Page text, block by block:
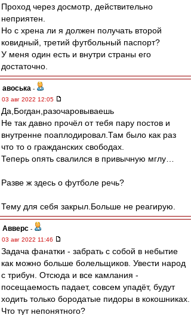
Проход через досмотр, действительно
неприятен.
Но с хрена ли я должен получать второй
ковидный, третий футбольный паспорт?
У меня один есть и внутри страны его
достаточно.
авоська -
03 авг 2022 12:05
Да,Богдан,разочаровываешь
Не так давно прочёл от тебя пару постов и
внутренне поаплодировал.Там было как раз
что то о гражданских свободах.
Теперь опять свалился в привычную мглу…
Разве ж здесь о футболе речь?
Тему для себя закрыл.Больше не реагирую.
Авверс -
03 авг 2022 11:46
Задача фанатки - забрать с собой в небытие
как можно больше болельщиков. Увести народ
с трибун. Отсюда и все камлания -
посещаемость падает, совсем упадёт, будут
ходить только бородатые пидоры в кокошниках.
Что тут непонятного?